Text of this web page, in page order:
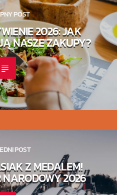
POST
2026: JAK
NASZE ZAKUPY?
POST
Z MEDALEM!
NARODOWY 2026